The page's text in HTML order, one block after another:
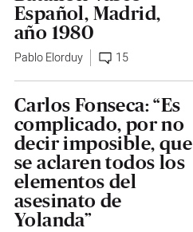
Español, Madrid,
año 1980
Pablo Elorduy 15
Carlos Fonseca: “Es
complicado, por no
decir imposible, que
se aclaren todos los
elementos del
asesinato de
Yolanda”